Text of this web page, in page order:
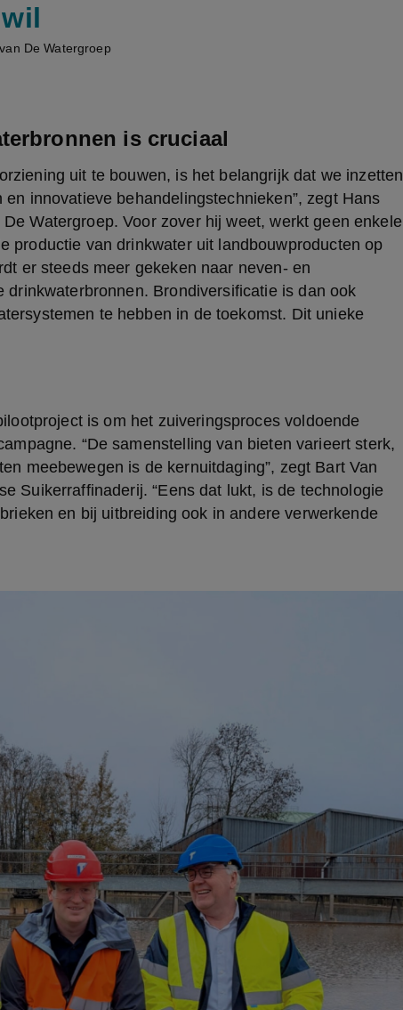
De Watergroep
is cruciaal
uit te bouwen, is het belangrijk dat we inzetten
innovatieve behandelingstechnieken”, zegt Hans
Watergroep. Voor zover hij weet, werkt geen enkele
productie van drinkwater uit landbouwproducten op
er steeds meer gekeken naar neven- en
drinkwaterbronnen. Brondiversificatie is dan ook
te hebben in de toekomst. Dit unieke
is om het zuiveringsproces voldoende
“De samenstelling van bieten varieert sterk,
meebewegen is de kernuitdaging”, zegt Bart Van
Suikerraffinaderij. “Eens dat lukt, is de technologie
en bij uitbreiding ook in andere verwerkende